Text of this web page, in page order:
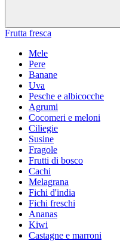
Frutta fresca
Mele
Pere
Banane
Uva
Pesche e albicocche
Agrumi
Cocomeri e meloni
Ciliegie
Susine
Fragole
Frutti di bosco
Cachi
Melagrana
Fichi d'india
Fichi freschi
Ananas
Kiwi
Castagne e marroni